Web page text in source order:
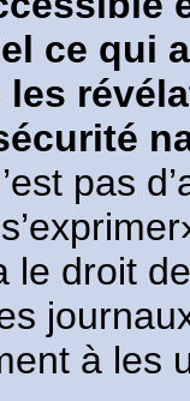
ce qui
pas
le droit
à les